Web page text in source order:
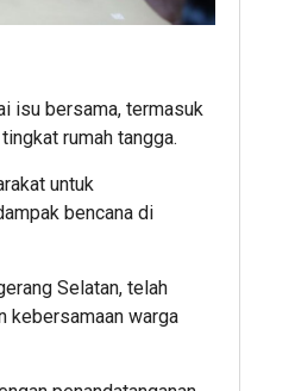
isu bersama, termasuk
rumah tangga.
untuk
bencana di
Selatan, telah
kebersamaan warga